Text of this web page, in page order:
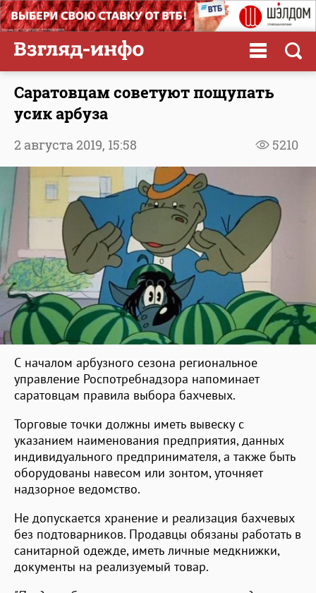
Саратовцам советуют пощупать
усик арбуза
5210
2 августа 2019, 15:58
С началом арбузного сезона региональное
управление Роспотребнадзора напоминает
саратовцам правила выбора бахчевых.
Торговые точки должны иметь вывеску с
указанием наименования предприятия, данных
индивидуального предпринимателя, а также быть
оборудованы навесом или зонтом, уточняет
надзорное ведомство.
Не допускается хранение и реализация бахчевых
без подтоварников. Продавцы обязаны работать в
санитарной одежде, иметь личные медкнижки,
документы на реализуемый товар.